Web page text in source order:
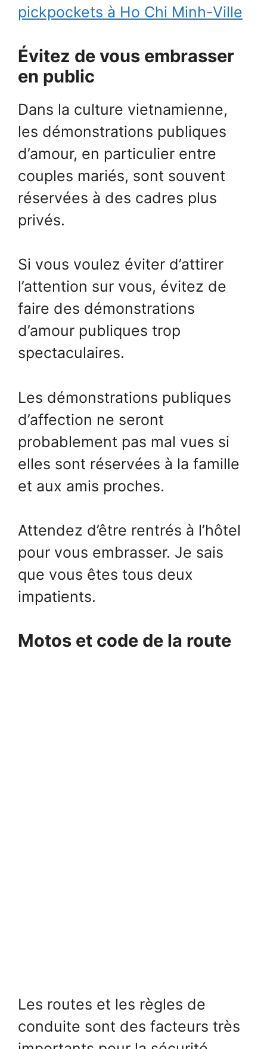
pickpockets à Ho Chi Minh-Ville
Évitez de vous embrasser
en public
Dans la culture vietnamienne,
les démonstrations publiques
d’amour, en particulier entre
couples mariés, sont souvent
réservées à des cadres plus
privés.
Si vous voulez éviter d’attirer
l’attention sur vous, évitez de
faire des démonstrations
d’amour publiques trop
spectaculaires.
Les démonstrations publiques
d’affection ne seront
probablement pas mal vues si
elles sont réservées à la famille
et aux amis proches.
Attendez d’être rentrés à l’hôtel
pour vous embrasser. Je sais
que vous êtes tous deux
impatients.
Motos et code de la route
Les routes et les règles de
conduite sont des facteurs très